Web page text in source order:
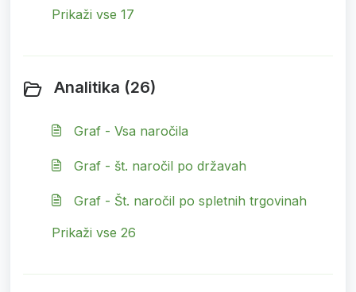
Prikaži vse 17
Analitika (26)
Graf - Vsa naročila
Graf - št. naročil po državah
Graf - Št. naročil po spletnih trgovinah
Prikaži vse 26